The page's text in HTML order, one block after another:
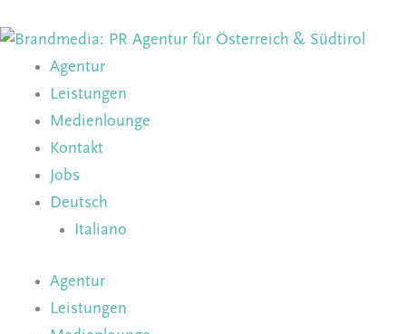
Inhalt
springenAgentur
Leistungen
Medienlounge
Kontakt
Jobs
Deutsch
Italiano
Agentur
Leistungen